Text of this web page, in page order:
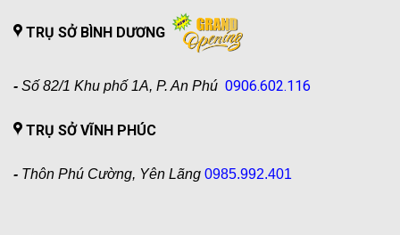
TRỤ SỞ BÌNH DƯƠNG
- Số 82/1 Khu phố 1A, P. An Phú 0906.602.116
TRỤ SỞ VĨNH PHÚC
- Thôn Phú Cường, Yên Lãng 0985.992.401